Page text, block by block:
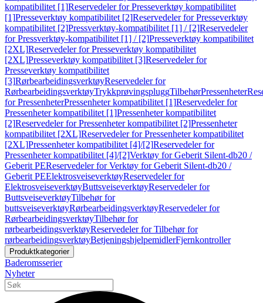
kompatibilitet [1]Reservedeler for Presseverktøy kompatibilitet
[1]Presseverktøy kompatibilitet [2]Reservedeler for Presseverktøy
kompatibilitet [2]Pressverktøy-kompatibilitet [1] / [2]Reservedeler
for Pressverktøy-kompatibilitet [1] / [2]Presseverktøy kompatibilitet
[2XL]Reservedeler for Presseverktøy kompatibilitet
[2XL]Presseverktøy kompatibilitet [3]Reservedeler for
Presseverktøy kompatibilitet
[3]RørbearbeidingsverktøyReservedeler for
RørbearbeidingsverktøyTrykkprøvingspluggTilbehørPressenheter
for PressenheterPressenheter kompatibilitet [1]Reservedeler for
Pressenheter kompatibilitet [1]Pressenheter kompatibilitet
[2]Reservedeler for Pressenheter kompatibilitet [2]Pressenheter
kompatibilitet [2XL]Reservedeler for Pressenheter kompatibilitet
[2XL]Pressenheter kompatibilitet [4]/[2]Reservedeler for
Pressenheter kompatibilitet [4]/[2]Verktøy for Geberit Silent-db20 /
Geberit PEReservedeler for Verktøy for Geberit Silent-db20 /
Geberit PEElektrosveiseverktøyReservedeler for
ElektrosveiseverktøyButtsveiseverktøyReservedeler for
ButtsveiseverktøyTilbehør for
buttsveiseverktøyRørbearbeidingsverktøyReservedeler for
RørbearbeidingsverktøyTilbehør for
rørbearbeidingsverktøyReservedeler for Tilbehør for
rørbearbeidingsverktøyBetjeningshjelpemidlerFjernkontroller
Produktkategorier
Baderomsserier
Nyheter